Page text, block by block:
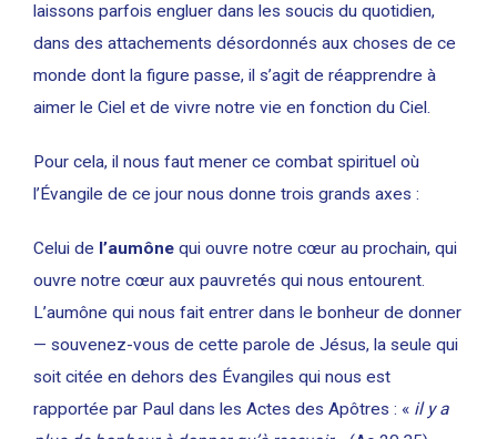
laissons parfois engluer dans les soucis du quotidien,
dans des attachements désordonnés aux choses de ce
monde dont la figure passe, il s’agit de réapprendre à
aimer le Ciel et de vivre notre vie en fonction du Ciel.
Pour cela, il nous faut mener ce combat spirituel où
l’Évangile de ce jour nous donne trois grands axes :
Celui de l’aumône qui ouvre notre cœur au prochain, qui
ouvre notre cœur aux pauvretés qui nous entourent.
L’aumône qui nous fait entrer dans le bonheur de donner
— souvenez-vous de cette parole de Jésus, la seule qui
soit citée en dehors des Évangiles qui nous est
rapportée par Paul dans les Actes des Apôtres : « il y a